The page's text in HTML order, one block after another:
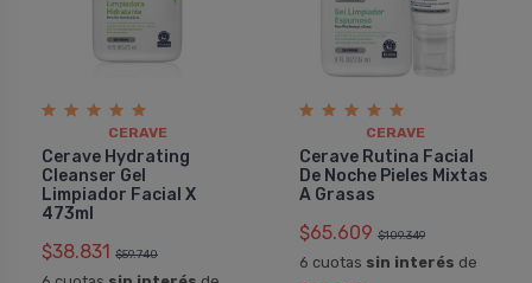
CERAVE
Cerave Hydrating
Cleanser Gel
Limpiador Facial X
473ml
$38.831 $59.740
CERAVE
Cerave Rutina Facial
De Noche Pieles Mixtas
A Grasas
$65.609 $109.349
6 cuotas sin interés de